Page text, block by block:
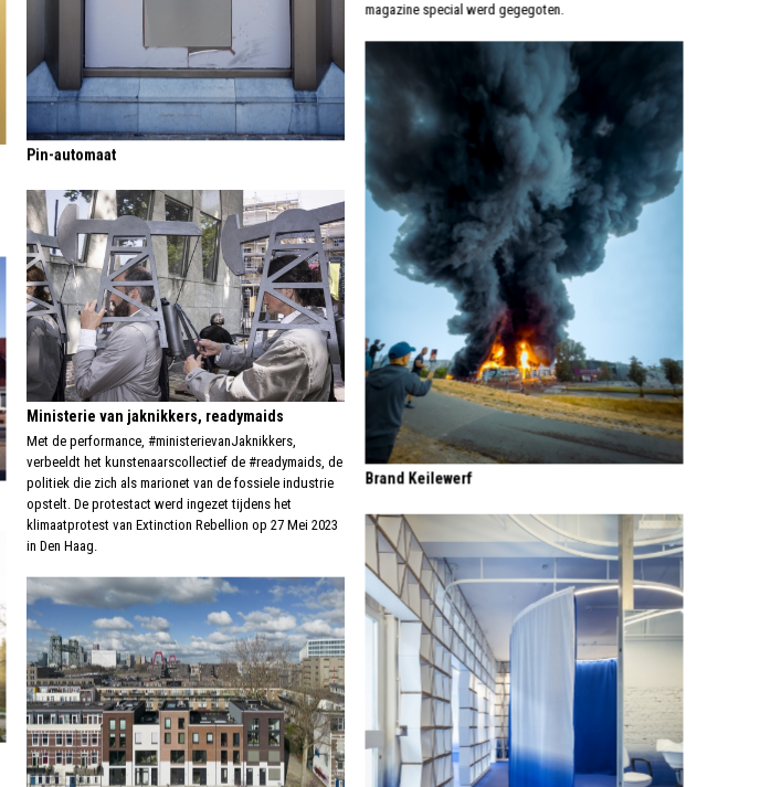
magazine special werd gegegoten.
Pin-automaat
Brand Keilewerf
Ministerie van jaknikkers, readymaids
Met de performance, #ministerievanJaknikkers,
verbeeldt het kunstenaarscollectief de #readymaids, de
politiek die zich als marionet van de fossiele industrie
opstelt. De protestact werd ingezet tijdens het
klimaatprotest van Extinction Rebellion op 27 Mei 2023
in Den Haag.